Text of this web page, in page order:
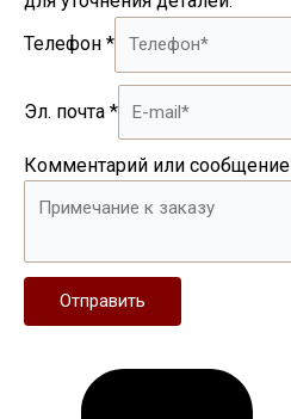
Телефон *
Эл. почта *
Комментарий или сообщение
Отправить